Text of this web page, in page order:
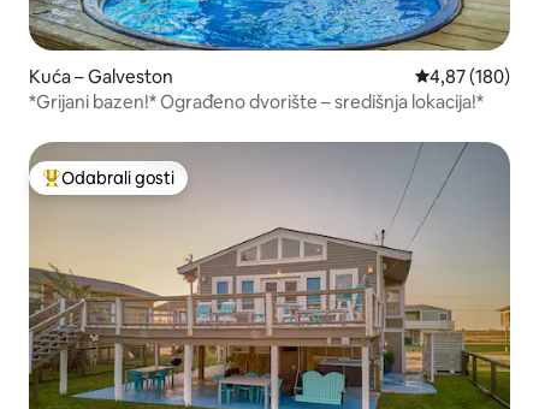
Kuća – Galveston Prosječna
4,87 (180)
*Grijani bazen!* Ograđeno dvorište – središnja lokacija!*
Među najviše rangiranima s oznakom „Odabrali gosti”
Odabrali gosti